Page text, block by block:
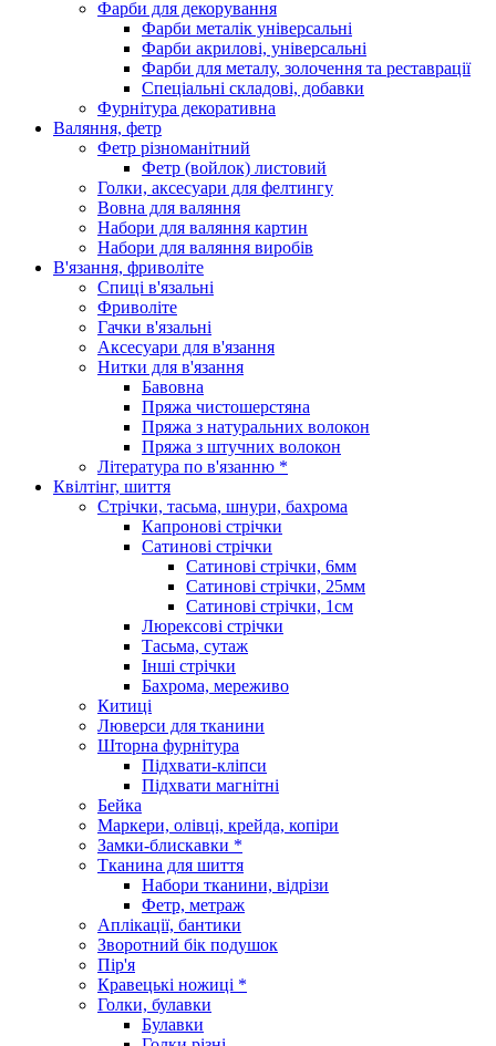
Фарби для декорування
Фарби металік універсальні
Фарби акрилові, універсальні
Фарби для металу, золочення та реставрації
Спеціальні складові, добавки
Фурнітура декоративна
Валяння, фетр
Фетр різноманітний
Фетр (войлок) листовий
Голки, аксесуари для фелтингу
Вовна для валяння
Набори для валяння картин
Набори для валяння виробів
В'язання, фриволіте
Спиці в'язальні
Фриволіте
Гачки в'язальні
Аксесуари для в'язання
Нитки для в'язання
Бавовна
Пряжа чистошерстяна
Пряжа з натуральних волокон
Пряжа з штучних волокон
Література по в'язанню *
Квілтінг, шиття
Стрічки, тасьма, шнури, бахрома
Капронові стрічки
Сатинові стрічки
Сатинові стрічки, 6мм
Сатинові стрічки, 25мм
Сатинові стрічки, 1см
Люрексові стрічки
Тасьма, сутаж
Інші стрічки
Бахрома, мереживо
Китиці
Люверси для тканини
Шторна фурнітура
Підхвати-кліпси
Підхвати магнітні
Бейка
Маркери, олівці, крейда, копіри
Замки-блискавки *
Тканина для шиття
Набори тканини, відрізи
Фетр, метраж
Аплікації, бантики
Зворотний бік подушок
Пір'я
Кравецькі ножиці *
Голки, булавки
Булавки